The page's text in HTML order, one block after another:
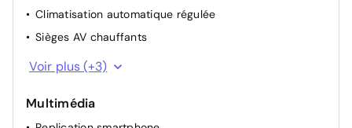
Climatisation automatique régulée
Sièges AV chauffants
Frein de parking assisté automatique avec Auto hold
route/croisement
Banquette AR coulissante 1/3-2/3 avec accoudoir
Voir plus (+3)
Multimédia